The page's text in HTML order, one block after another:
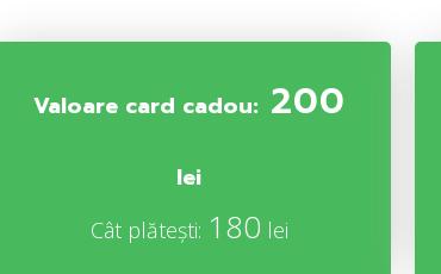
Valoare card cadou: 200
lei
Cât plătești: 180 lei